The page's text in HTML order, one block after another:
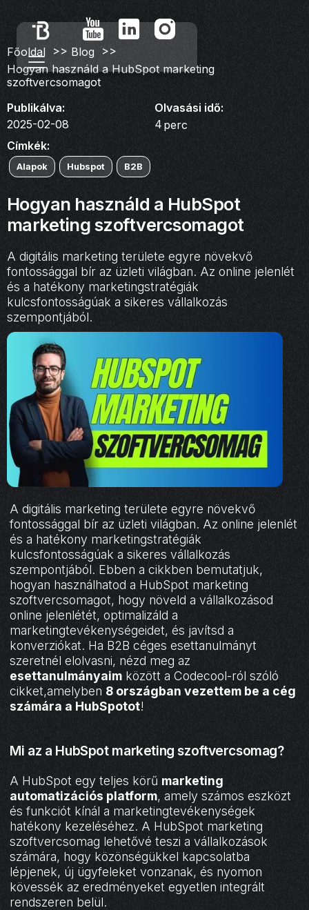
Főoldal >> Blog >>
Hogyan használd a HubSpot marketing
szoftvercsomagot
Publikálva:
2025-02-08
Olvasási idő:
4 perc
Címkék:
Alapok Hubspot B2B
Hogyan használd a HubSpot
marketing szoftvercsomagot
A digitális marketing területe egyre növekvő
fontossággal bír az üzleti világban. Az online jelenlét
és a hatékony marketingstratégiák
kulcsfontosságúak a sikeres vállalkozás
szempontjából.
A digitális marketing területe egyre növekvő
fontossággal bír az üzleti világban. Az online jelenlét
és a hatékony marketingstratégiák
kulcsfontosságúak a sikeres vállalkozás
szempontjából. Ebben a cikkben bemutatjuk,
hogyan használhatod a HubSpot marketing
szoftvercsomagot, hogy növeld a vállalkozásod
online jelenlétét, optimalizáld a
marketingtevékenységeidet, és javítsd a
konverziókat. Ha B2B céges esettanulmányt
szeretnél elolvasni, nézd meg az
esettanulmányaim között a Codecool-ról szóló
cikket,amelyben 8 országban vezettem be a cég
számára a HubSpotot!
Mi az a HubSpot marketing szoftvercsomag?
A HubSpot egy teljes körű marketing
automatizációs platform, amely számos eszközt
és funkciót kínál a marketingtevékenységek
hatékony kezeléséhez. A HubSpot marketing
szoftvercsomag lehetővé teszi a vállalkozások
számára, hogy közönségükkel kapcsolatba
lépjenek, új ügyfeleket vonzanak, és nyomon
kövessék az eredményeket egyetlen integrált
rendszeren belül.